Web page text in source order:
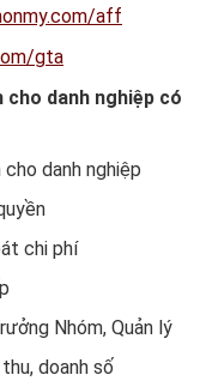
aff
gta
cho danh nghiệp có
danh nghiệp
chi phí
Nhóm, Quản lý
doanh số